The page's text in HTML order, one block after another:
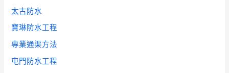
太古防水
寶琳防水工程
專業通渠方法
屯門防水工程